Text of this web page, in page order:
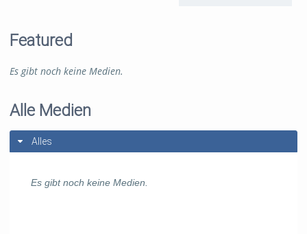
Featured
Es gibt noch keine Medien.
Alle Medien
Alles
Es gibt noch keine Medien.